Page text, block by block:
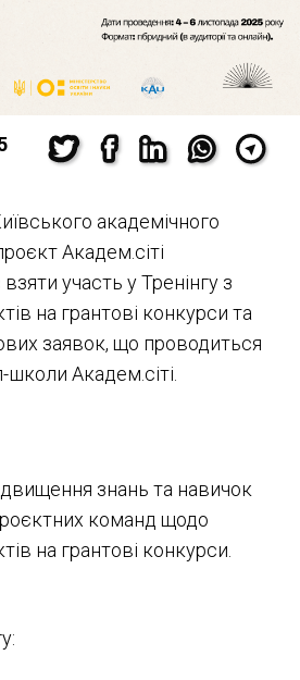
академічного
Академ.сіті
участь у Тренінгу з
на грантові конкурси та
заявок, що проводиться
Академ.сіті.
знань та навичок
команд щодо
на грантові конкурси.